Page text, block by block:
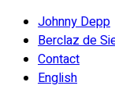
Johnny Depp
Berclaz de
Contact
English